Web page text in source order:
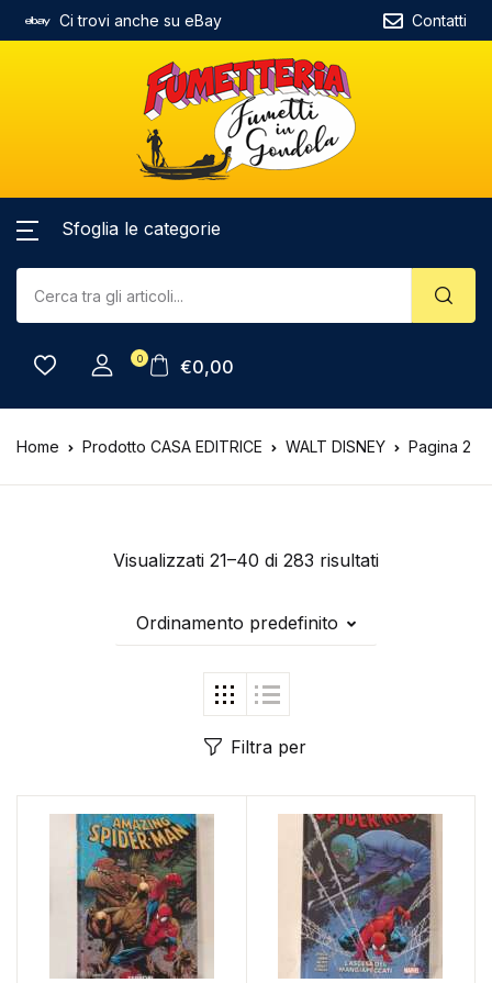
Ci trovi anche su eBay Contatti
Sfoglia le categorie
0 €0,00
Home Prodotto CASA EDITRICE WALT DISNEY Pagina 2
Visualizzati 21–40 di 283 risultati
Ordinamento predefinito
Filtra per